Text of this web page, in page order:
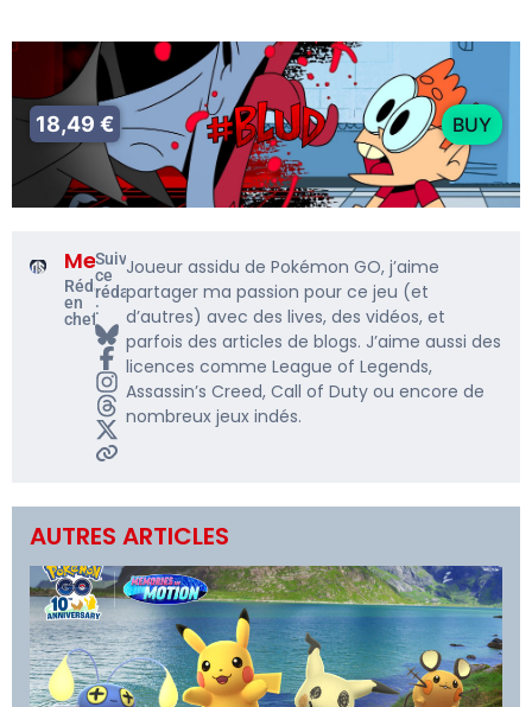
18,49 € BUY
Me5rine_
Rédacteur
en
chef
Suivre
ce
rédacteur
:
Joueur assidu de Pokémon GO, j’aime
partager ma passion pour ce jeu (et
d’autres) avec des lives, des vidéos, et
parfois des articles de blogs. J’aime aussi des
licences comme League of Legends,
Assassin’s Creed, Call of Duty ou encore de
nombreux jeux indés.
AUTRES ARTICLES